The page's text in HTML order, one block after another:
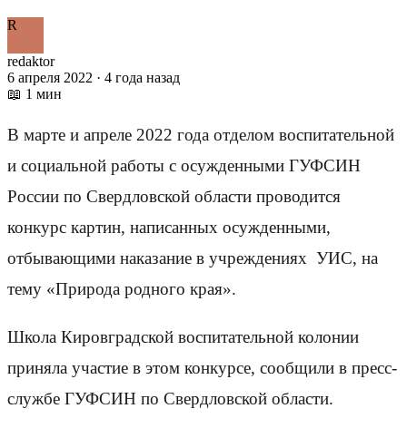
R
redaktor
6 апреля 2022 · 4 года назад
📖 1 мин
В марте и апреле 2022 года отделом воспитательной
и социальной работы с осужденными ГУФСИН
России по Свердловской области проводится
конкурс картин, написанных осужденными,
отбывающими наказание в учреждениях УИС, на
тему «Природа родного края».
Школа Кировградской воспитательной колонии
приняла участие в этом конкурсе, сообщили в пресс-
службе ГУФСИН по Свердловской области.